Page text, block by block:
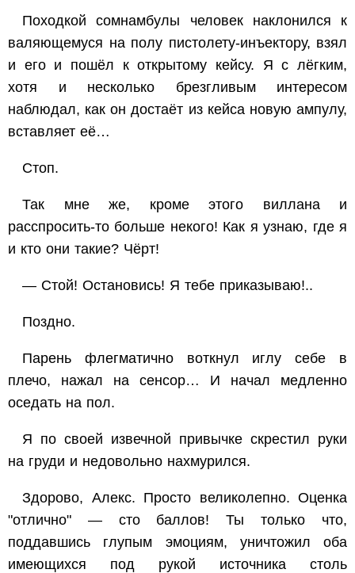
Походкой сомнамбулы человек наклонился к
валяющемуся на полу пистолету-инъектору, взял
и его и пошёл к открытому кейсу. Я с лёгким,
хотя и несколько брезгливым интересом
наблюдал, как он достаёт из кейса новую ампулу,
вставляет её…
Стоп.
Так мне же, кроме этого виллана и
расспросить-то больше некого! Как я узнаю, где я
и кто они такие? Чёрт!
— Стой! Остановись! Я тебе приказываю!..
Поздно.
Парень флегматично воткнул иглу себе в
плечо, нажал на сенсор… И начал медленно
оседать на пол.
Я по своей извечной привычке скрестил руки
на груди и недовольно нахмурился.
Здорово, Алекс. Просто великолепно. Оценка
"отлично" — сто баллов! Ты только что,
поддавшись глупым эмоциям, уничтожил оба
имеющихся под рукой источника столь